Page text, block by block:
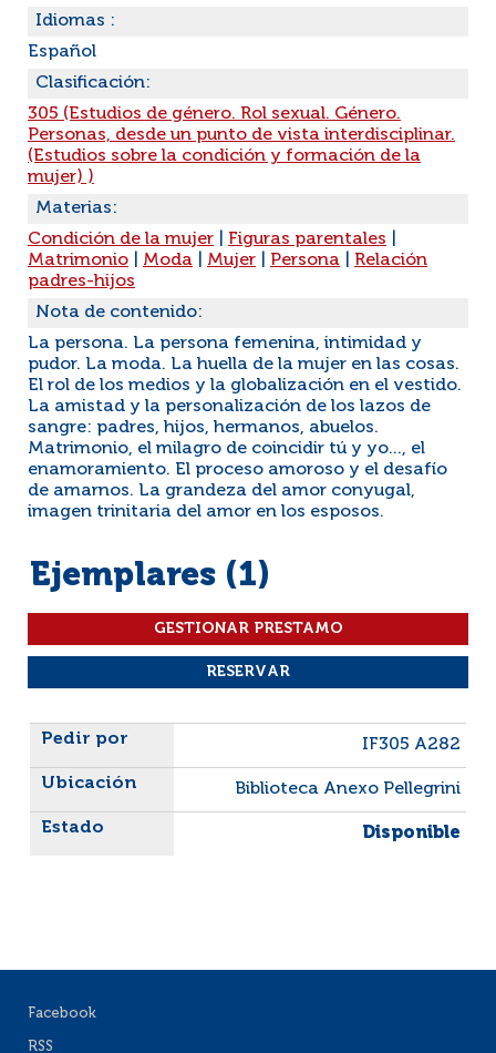
Idiomas :
Español
Clasificación:
305 (Estudios de género. Rol sexual. Género.
Personas, desde un punto de vista interdisciplinar.
(Estudios sobre la condición y formación de la
mujer) )
Materias:
Condición de la mujer
Figuras parentales
Matrimonio
Moda Mujer Persona
Relación
padres-hijos
Nota de contenido:
La persona. La persona femenina, intimidad y
pudor. La moda. La huella de la mujer en las cosas.
El rol de los medios y la globalización en el vestido.
La amistad y la personalización de los lazos de
sangre: padres, hijos, hermanos, abuelos.
Matrimonio, el milagro de coincidir tú y yo..., el
enamoramiento. El proceso amoroso y el desafío
de amarnos. La grandeza del amor conyugal,
imagen trinitaria del amor en los esposos.
Ejemplares (1)
Liste des exemplaires
IF305 A282
Biblioteca Anexo Pellegrini
Disponible
Facebook
RSS